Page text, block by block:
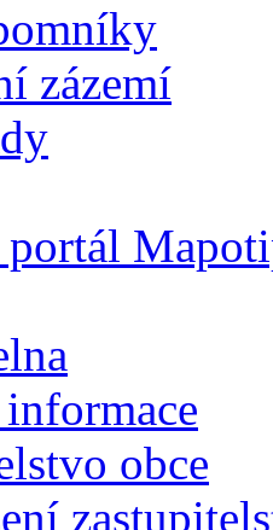
zázemí
obce